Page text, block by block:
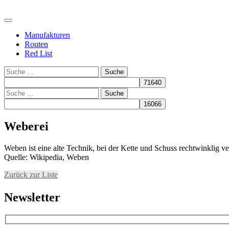
Manufakturen
Routen
Red List
Suche
Suche
Weberei
Weben ist eine alte Technik, bei der Kette und Schuss rechtwinklig
Quelle: Wikipedia, Weben
Zurück zur Liste
Newsletter